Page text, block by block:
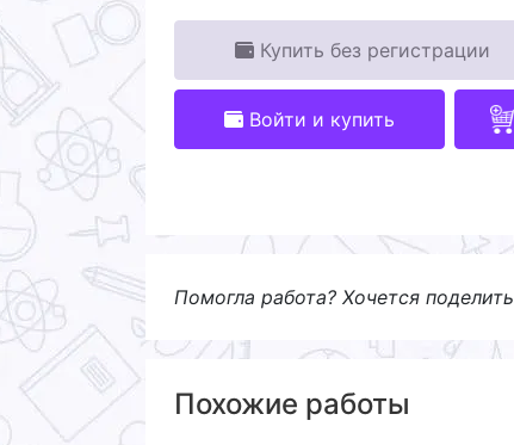
Купить без регистрации
Войти и купить
Помогла работа? Хочется
Похожие работы